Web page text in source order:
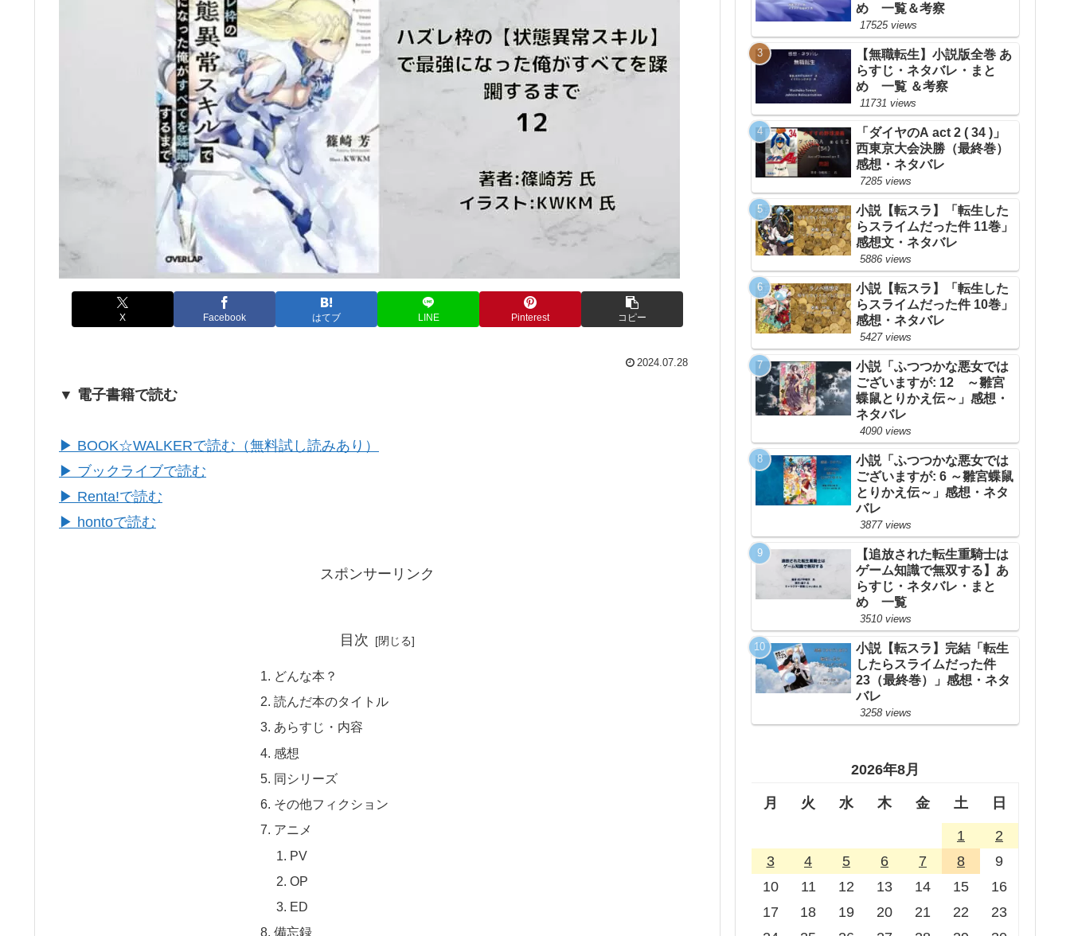
X Facebook はてブ LINE Pinterest コピー
2024.07.28
▼ 電子書籍で読む
▶ BOOK☆WALKERで読む（無料試し読みあり）
▶ ブックライブで読む
▶ Renta!で読む
▶ hontoで読む
スポンサーリンク
目次
どんな本？
読んだ本のタイトル
あらすじ・内容
感想
同シリーズ
その他フィクション
アニメ
PV
OP
ED
備忘録
め 一覧＆考察
17525 views
【無職転生】小説版全巻 あ
らすじ・ネタバレ・まと
め 一覧 ＆考察
11731 views
「ダイヤのA act 2 ( 34 )」
西東京大会決勝（最終巻）
感想・ネタバレ
7285 views
小説【転スラ】「転生した
らスライムだった件 11巻」
感想文・ネタバレ
5886 views
小説【転スラ】「転生した
らスライムだった件 10巻」
感想・ネタバレ
5427 views
小説「ふつつかな悪女では
ございますが: 12 ～雛宮
蝶鼠とりかえ伝～」感想・
ネタバレ
4090 views
小説「ふつつかな悪女では
ございますが: 6 ～雛宮蝶鼠
とりかえ伝～」感想・ネタ
バレ
3877 views
【追放された転生重騎士は
ゲーム知識で無双する】あ
らすじ・ネタバレ・まと
め 一覧
3510 views
小説【転スラ】完結「転生
したらスライムだった件
23（最終巻）」感想・ネタ
バレ
3258 views
2026年8月
月 火 水 木 金 土 日
1
2
3
4 5 6 7 8
9
10
11 12 13 14 15
16
17
18 19 20 21 22
23